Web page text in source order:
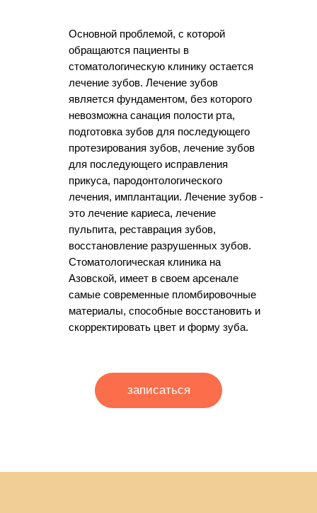
Основной проблемой, с которой
обращаются пациенты в
стоматологическую клинику остается
лечение зубов. Лечение зубов
является фундаментом, без которого
невозможна санация полости рта,
подготовка зубов для последующего
протезирования зубов, лечение зубов
для последующего исправления
прикуса, пародонтологического
лечения, имплантации. Лечение зубов -
это лечение кариеса, лечение
пульпита, реставрация зубов,
восстановление разрушенных зубов.
Стоматологическая клиника на
Азовской, имеет в своем арсенале
самые современные пломбировочные
материалы, способные восстановить и
скорректировать цвет и форму зуба.
записаться